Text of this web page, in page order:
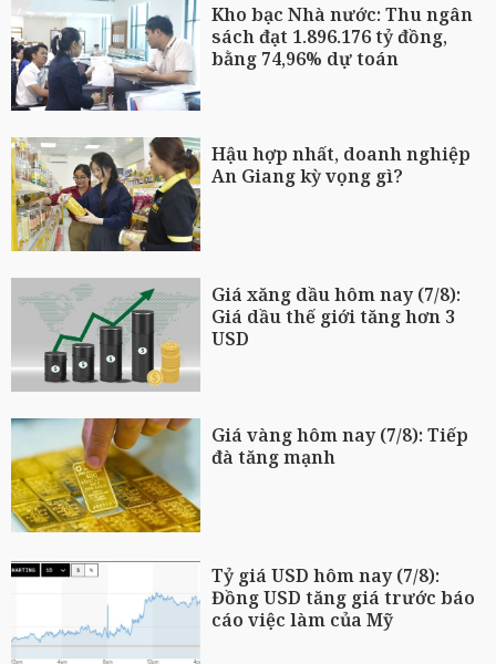
Kho bạc Nhà nước: Thu ngân
sách đạt 1.896.176 tỷ đồng,
bằng 74,96% dự toán
Hậu hợp nhất, doanh nghiệp
An Giang kỳ vọng gì?
Giá xăng dầu hôm nay (7/8):
Giá dầu thế giới tăng hơn 3
USD
Giá vàng hôm nay (7/8): Tiếp
đà tăng mạnh
Tỷ giá USD hôm nay (7/8):
Đồng USD tăng giá trước báo
cáo việc làm của Mỹ